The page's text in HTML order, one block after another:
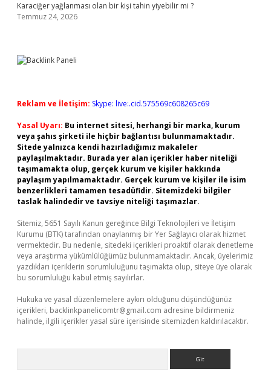
Karaciğer yağlanması olan bir kişi tahin yiyebilir mi ?
Temmuz 24, 2026
Reklam ve İletişim: Skype: live:.cid.575569c608265c69
Yasal Uyarı: Bu internet sitesi, herhangi bir marka, kurum
veya şahıs şirketi ile hiçbir bağlantısı bulunmamaktadır.
Sitede yalnızca kendi hazırladığımız makaleler
paylaşılmaktadır. Burada yer alan içerikler haber niteliği
taşımamakta olup, gerçek kurum ve kişiler hakkında
paylaşım yapılmamaktadır. Gerçek kurum ve kişiler ile isim
benzerlikleri tamamen tesadüfidir. Sitemizdeki bilgiler
taslak halindedir ve tavsiye niteliği taşımazlar.
Sitemiz, 5651 Sayılı Kanun gereğince Bilgi Teknolojileri ve İletişim
Kurumu (BTK) tarafından onaylanmış bir Yer Sağlayıcı olarak hizmet
vermektedir. Bu nedenle, sitedeki içerikleri proaktif olarak denetleme
veya araştırma yükümlülüğümüz bulunmamaktadır. Ancak, üyelerimiz
yazdıkları içeriklerin sorumluluğunu taşımakta olup, siteye üye olarak
bu sorumluluğu kabul etmiş sayılırlar.
Hukuka ve yasal düzenlemelere aykırı olduğunu düşündüğünüz
içerikleri, backlinkpanelicomtr@gmail.com adresine bildirmeniz
halinde, ilgili içerikler yasal süre içerisinde sitemizden kaldırılacaktır.